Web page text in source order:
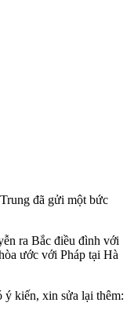
đã gửi một bức
ra Bắc điều đình với
ước với Pháp tại Hà
kiến, xin sửa lại thêm: